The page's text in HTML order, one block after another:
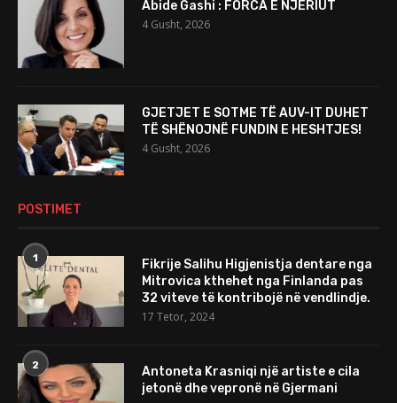
Abide Gashi : FORCA E NJERIUT
4 Gusht, 2026
GJETJET E SOTME TË AUV-IT DUHET
TË SHËNOJNË FUNDIN E HESHTJES!
4 Gusht, 2026
POSTIMET
1
Fikrije Salihu Higjenistja dentare nga
Mitrovica kthehet nga Finlanda pas
32 viteve të kontribojë në vendlindje.
17 Tetor, 2024
2
Antoneta Krasniqi një artiste e cila
jetonë dhe vepronë në Gjermani